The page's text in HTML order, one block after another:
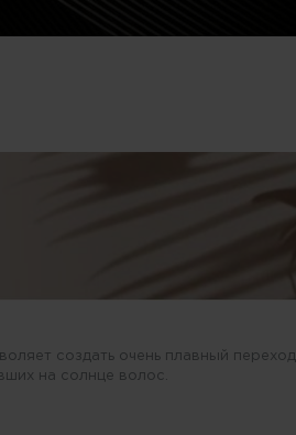
создать очень плавный переход
на солнце волос.